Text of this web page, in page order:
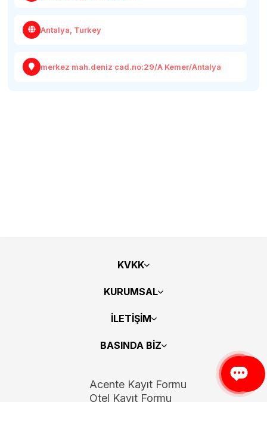
Antalya, Turkey
merkez mah.deniz cad.no:29/A Kemer/Antalya
KVKK
KURUMSAL
İLETİŞİM
BASINDA BİZ
Acente Kayıt Formu
Otel Kayıt Formu